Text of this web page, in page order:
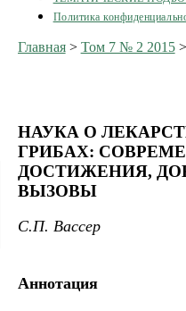
Политика
Главная> Том 7 № 2 2015
НАУКА О
ГРИБАХ:
ДОСТИЖЕНИЯ,
ВЫЗОВЫ
C.П. Вассер
Аннотация